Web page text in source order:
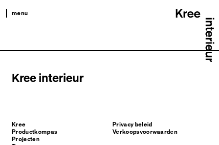
menu
productkompas
Kree interieur
Kree
Productkompas
Projecten
Privacy beleid
Verkoopsvoorwaarden